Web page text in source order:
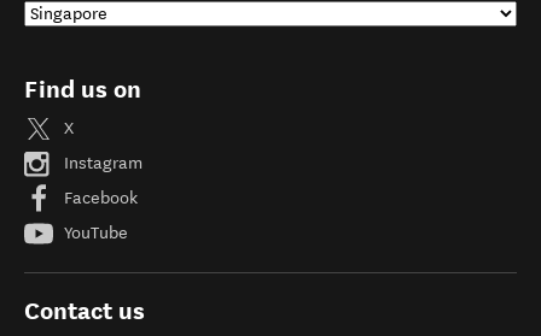
Find us on
X
Instagram
Facebook
YouTube
Contact us